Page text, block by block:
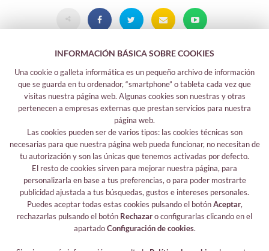
Legal information
Legal notice
Your safety data
Privacy policy
Cookies policy
Follow me
INFORMACIÓN BÁSICA SOBRE COOKIES
Una cookie o galleta informática es un pequeño archivo de información
que se guarda en tu ordenador, “smartphone” o tableta cada vez que
visitas nuestra página web. Algunas cookies son nuestras y otras
pertenecen a empresas externas que prestan servicios para nuestra
página web.
Las cookies pueden ser de varios tipos: las cookies técnicas son
necesarias para que nuestra página web pueda funcionar, no necesitan de
tu autorización y son las únicas que tenemos activadas por defecto.
El resto de cookies sirven para mejorar nuestra página, para
personalizarla en base a tus preferencias, o para poder mostrarte
publicidad ajustada a tus búsquedas, gustos e intereses personales.
Puedes aceptar todas estas cookies pulsando el botónAceptar,
rechazarlas pulsando el botón Rechazaro configurarlas clicando en el
apartadoConfiguración de cookies.